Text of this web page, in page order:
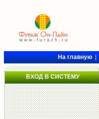
На главную
ВХОД В СИСТЕМУ